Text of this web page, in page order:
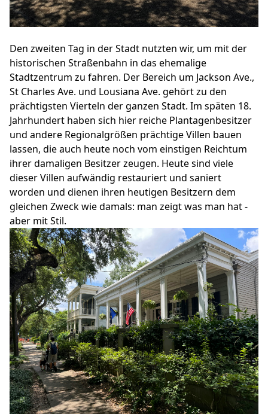
Den zweiten Tag in der Stadt nutzten wir, um mit der
historischen Straßenbahn in das ehemalige
Stadtzentrum zu fahren. Der Bereich um Jackson Ave.,
St Charles Ave. und Lousiana Ave. gehört zu den
prächtigsten Vierteln der ganzen Stadt. Im späten 18.
Jahrhundert haben sich hier reiche Plantagenbesitzer
und andere Regionalgrößen prächtige Villen bauen
lassen, die auch heute noch vom einstigen Reichtum
ihrer damaligen Besitzer zeugen. Heute sind viele
dieser Villen aufwändig restauriert und saniert
worden und dienen ihren heutigen Besitzern dem
gleichen Zweck wie damals: man zeigt was man hat -
aber mit Stil.